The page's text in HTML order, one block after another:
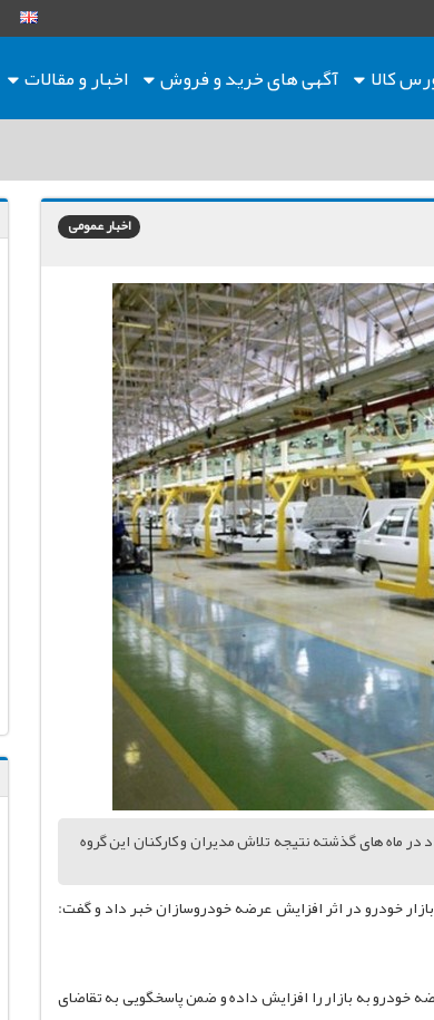
کالا آگهی های خرید و فروش اخبار و مقالات
اخبار عمومی
ماه های گذشته نتیجه تلاش مدیران و کارکنان این گروه
خودرو در اثر افزایش عرضه خودروسازان خبر داد و گفت:
خودرو به بازار را افزایش داده و ضمن پاسخگویی به تقاضای